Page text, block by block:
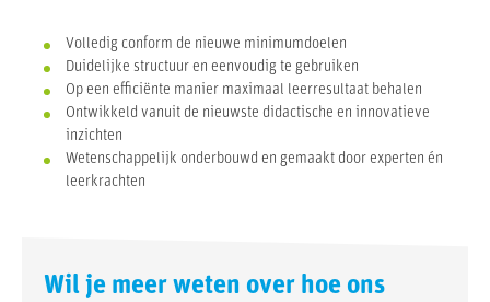
Volledig conform de nieuwe minimumdoelen
Duidelijke structuur en eenvoudig te gebruiken
Op een efficiënte manier maximaal leerresultaat behalen
Ontwikkeld vanuit de nieuwste didactische en innovatieve
inzichten
Wetenschappelijk onderbouwd en gemaakt door experten én
leerkrachten
Wil je meer weten over hoe ons